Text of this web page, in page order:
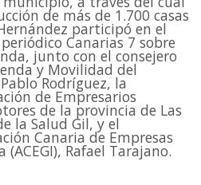
de más de 1.700 casas
participó en el
Canarias 7 sobre
junto con el consejero
y Movilidad del
Rodríguez, la
de Empresarios
de la provincia de Las
la Salud Gil, y el
Canaria de Empresas
Rafael Tarajano.